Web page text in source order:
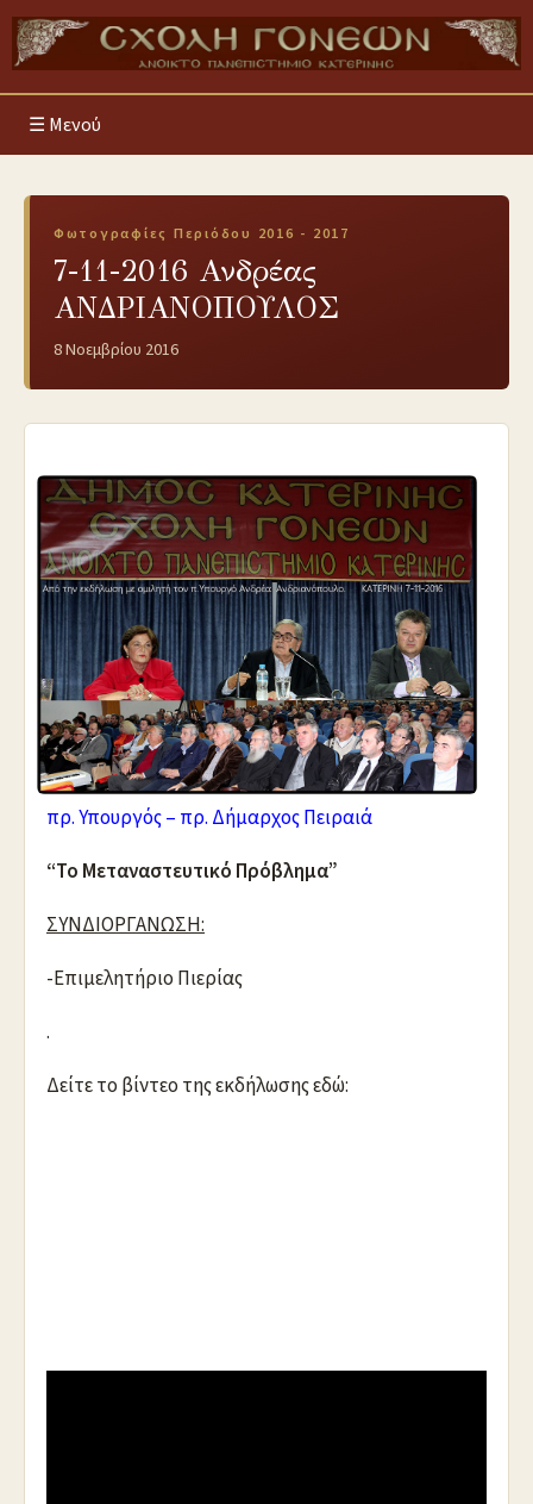
Μενού
Φωτογραφίες Περιόδου 2016 - 2017
7-11-2016 Ανδρέας
ΑΝΔΡΙΑΝΟΠΟΥΛΟΣ
8 Νοεμβρίου 2016
πρ. Υπουργός – πρ. Δήμαρχος Πειραιά
“Το Μεταναστευτικό Πρόβλημα”
ΣΥΝΔΙΟΡΓΑΝΩΣΗ:
-Επιμελητήριο Πιερίας
.
Δείτε το βίντεο της εκδήλωσης εδώ: